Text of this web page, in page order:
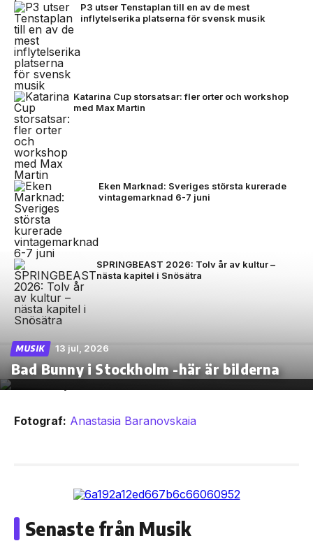
P3 utser Tenstaplan till en av de mest
inflytelserika platserna för svensk musik
Katarina Cup storsatsar: fler orter och workshop
med Max Martin
Eken Marknad: Sveriges största kurerade
vintagemarknad 6-7 juni
SPRINGBEAST 2026: Tolv år av kultur –
nästa kapitel i Snösätra
MUSIK 13 jul, 2026
Bad Bunny i Stockholm -här är bilderna
Fotograf: Anastasia Baranovskaia
Senaste från Musik